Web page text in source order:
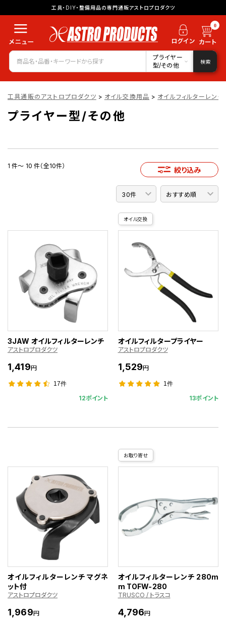
工具・DIY・整備用品の専門通販アストロプロダクツ
0
プライヤー
型/その他
検索
工具通販のアストロプロダクツ > オイル交換用品 > オイルフィルターレンチ
プライヤー型/その他
1 件～ 10 件（全10件） 絞り込み
3JAW オイルフィルターレンチ
アストロプロダクツ
1,419円
17件
12ポイント
オイル交換
オイルフィルタープライヤー
アストロプロダクツ
1,529円
1件
13ポイント
オイルフィルターレンチ マグネ
ット付
アストロプロダクツ
1,969円
お取り寄せ
オイルフィルターレンチ 280m
m TOFW-280
TRUSCO / トラスコ
4,796円